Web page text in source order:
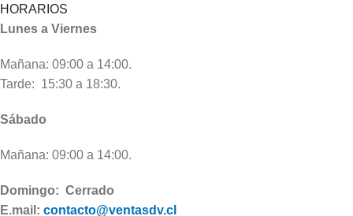
HORARIOS
Lunes a Viernes
Mañana: 09:00 a 14:00.
Tarde: 15:30 a 18:30.
Sábado
Mañana: 09:00 a 14:00.
Domingo: Cerrado
E.mail: contacto@ventasdv.cl